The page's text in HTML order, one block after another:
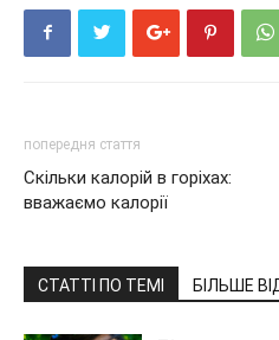
попередня стаття
Скільки калорій в горіхах:
вважаємо калорії
СТАТТІ ПО ТЕМІ БІЛЬШЕ